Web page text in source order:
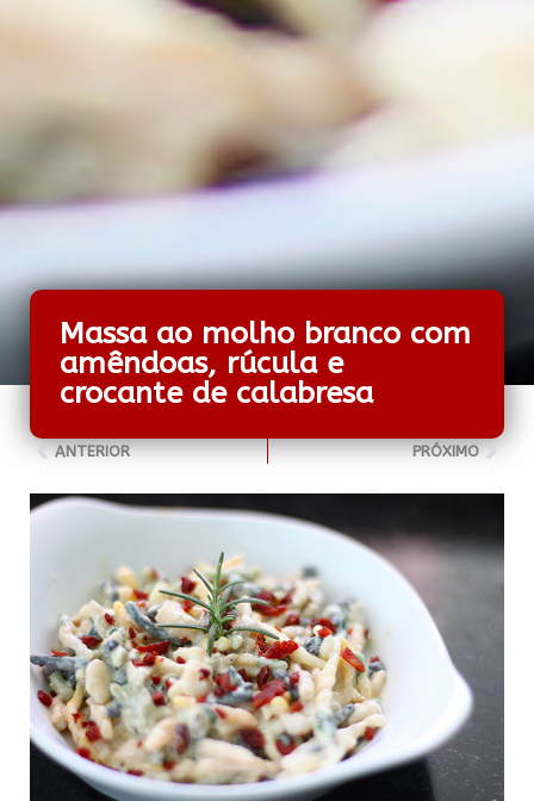
Massa ao molho branco com
amêndoas, rúcula e
crocante de calabresa
ANTERIOR PRÓXIMO